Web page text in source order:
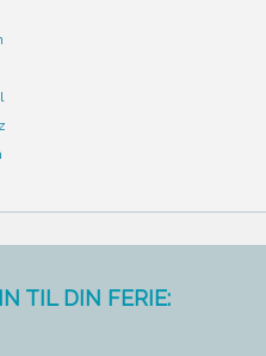
TIL DIN FERIE: